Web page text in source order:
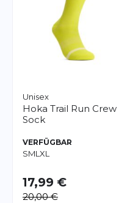
Unisex
Hoka Trail Run Crew
Sock
VERFÜGBAR
SML XL
17,99 €
20,00 €